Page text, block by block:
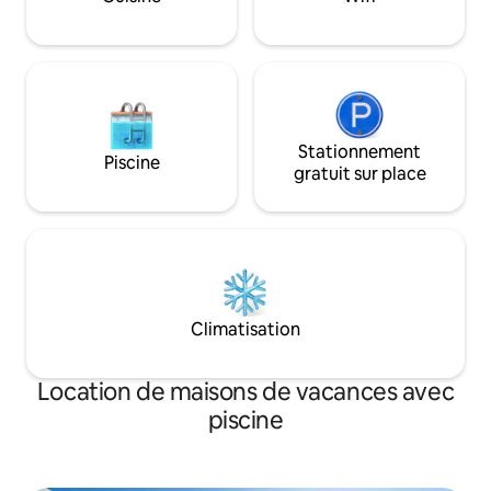
avec une bonne
Piscine
Stationnement
gratuit sur place
Climatisation
Location de maisons de vacances avec
piscine